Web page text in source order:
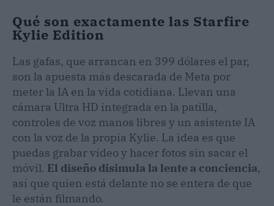
Qué son exactamente las Starfire
Kylie Edition
Las gafas, que arrancan en 399 dólares el par,
son la apuesta más descarada de Meta por
meter la IA en la vida cotidiana. Llevan una
cámara Ultra HD integrada en la patilla,
controles de voz manos libres y un asistente IA
con la voz de la propia Kylie. La idea es que
puedas grabar vídeo y hacer fotos sin sacar el
móvil. El diseño disimula la lente a conciencia,
así que quien está delante no se entera de que
le están filmando.